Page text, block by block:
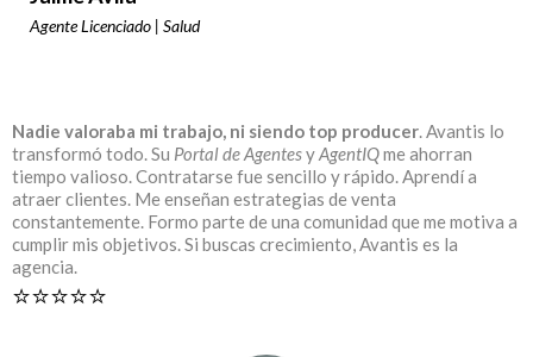
Agente Licenciado | Salud
Nadie valoraba mi trabajo, ni siendo top producer. Avantis lo
transformó todo. Su Portal de AgentesyAgentIQme ahorran
tiempo valioso. Contratarse fue sencillo y rápido. Aprendí a
atraer clientes. Me enseñan estrategias de venta
constantemente. Formo parte de una comunidad que me motiva a
cumplir mis objetivos. Si buscas crecimiento, Avantis es la
agencia.
⭐️⭐️⭐️⭐️⭐️